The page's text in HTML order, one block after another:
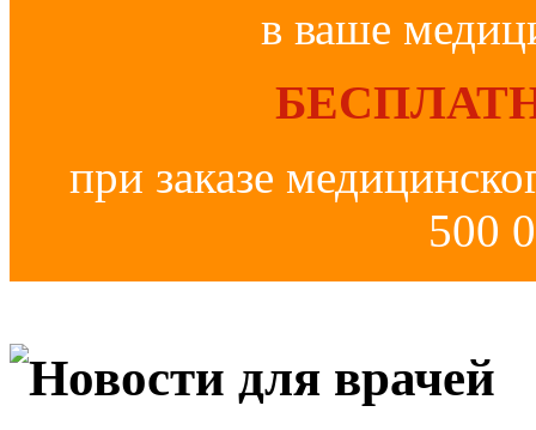
в ваше
при заказе
500
Новости для врачей